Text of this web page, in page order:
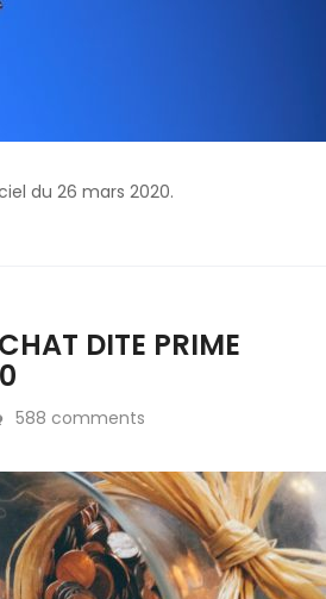
du 26 mars 2020.
DITE PRIME
588 comments